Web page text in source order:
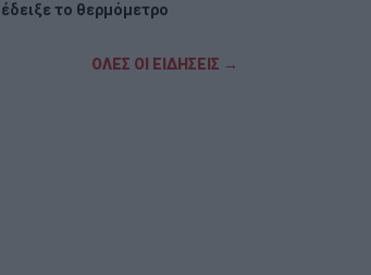
έδειξε το θερμόμετρο
Σε συναγερμό η χώρα για τις φωτιές:
ΟΛΕΣ ΟΙ ΕΙΔΗΣΕΙΣ →